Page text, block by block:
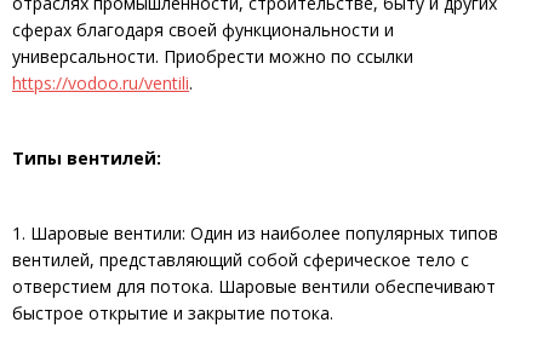
сферах благодаря своей функциональности и
универсальности. Приобрести можно по ссылки
https://vodoo.ru/ventili.
Типы вентилей:
1. Шаровые вентили: Один из наиболее популярных типов
вентилей, представляющий собой сферическое тело с
отверстием для потока. Шаровые вентили обеспечивают
быстрое открытие и закрытие потока.